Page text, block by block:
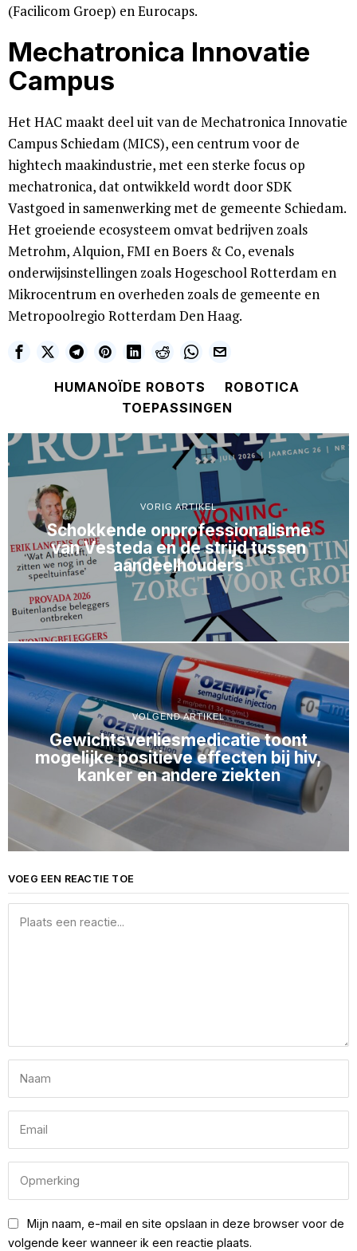
(Facilicom Groep) en Eurocaps.
Mechatronica Innovatie
Campus
Het HAC maakt deel uit van de Mechatronica Innovatie
Campus Schiedam (MICS), een centrum voor de
hightech maakindustrie, met een sterke focus op
mechatronica, dat ontwikkeld wordt door SDK
Vastgoed in samenwerking met de gemeente Schiedam.
Het groeiende ecosysteem omvat bedrijven zoals
Metrohm, Alquion, FMI en Boers & Co, evenals
onderwijsinstellingen zoals Hogeschool Rotterdam en
Mikrocentrum en overheden zoals de gemeente en
Metropoolregio Rotterdam Den Haag.
HUMANOÏDE ROBOTS
ROBOTICA
TOEPASSINGEN
VORIG ARTIKEL
Schokkende onprofessionalisme
van Vesteda en de strijd tussen
aandeelhouders
VOLGEND ARTIKEL
Gewichtsverliesmedicatie toont
mogelijke positieve effecten bij hiv,
kanker en andere ziekten
VOEG EEN REACTIE TOE
Mijn naam, e-mail en site opslaan in deze browser voor de
volgende keer wanneer ik een reactie plaats.